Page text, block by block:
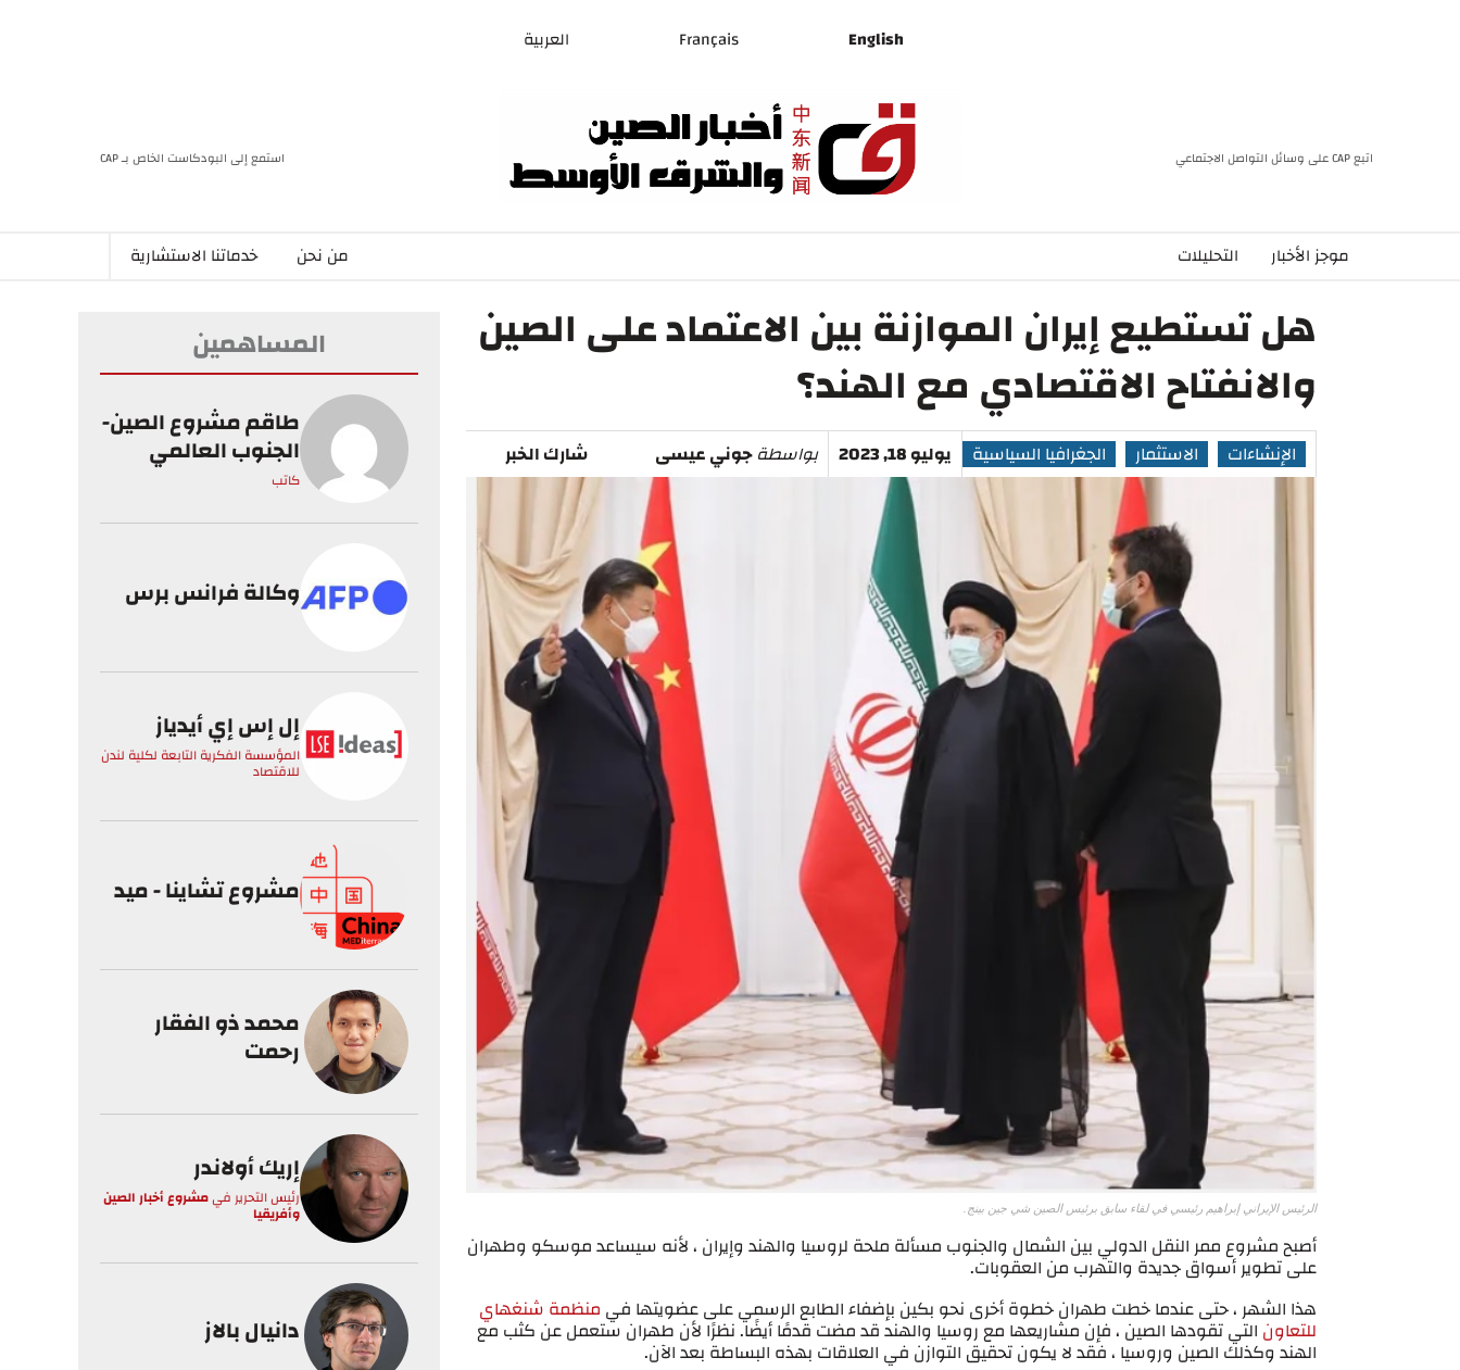
English
Français العربية
اتبع CAP على وسائل التواصل الاجتماعي استمع إلى البودكاست الخاص بـ CAP
موجز الأخبار التحليلات من نحن خدماتنا الاستشارية
هل تستطيع إيران الموازنة بين الاعتماد على الصين
والانفتاح الاقتصادي مع الهند؟
الإنشاءات الاستثمار الجغرافيا السياسية يوليو 18, 2023 بواسطةجوني عيسى شارك الخبر
الرئيس الإيراني إبراهيم رئيسي في لقاء سابق برئيس الصين شي جين بينج.
أصبح مشروع ممر النقل الدولي بين الشمال والجنوب مسألة ملحة لروسيا والهند وإيران ، لأنه سيساعد موسكو وطهران
على تطوير أسواق جديدة والتهرب من العقوبات.
هذا الشهر ، حتى عندما خطت طهران خطوة أخرى نحو بكين بإضفاء الطابع الرسمي على عضويتها في منظمة شنغهاي
للتعاون التي تقودها الصين ، فإن مشاريعها مع روسيا والهند قد مضت قدمًا أيضًا. نظرًا لأن طهران ستعمل عن كثب مع
الهند وكذلك الصين وروسيا ، فقد لا يكون تحقيق التوازن في العلاقات بهذه البساطة بعد الآن.
المساهمين
طاقم مشروع الصين-
الجنوب العالمي
كاتب
وكالة فرانس برس
إل إس إي أيدياز
المؤسسة الفكرية التابعة لكلية لندن
للاقتصاد
مشروع تشاينا - ميد
محمد ذو الفقار
رحمت
إريك أولاندر
رئيس التحرير فيمشروع أخبار الصين
وأفريقيا
دانيال بالاز